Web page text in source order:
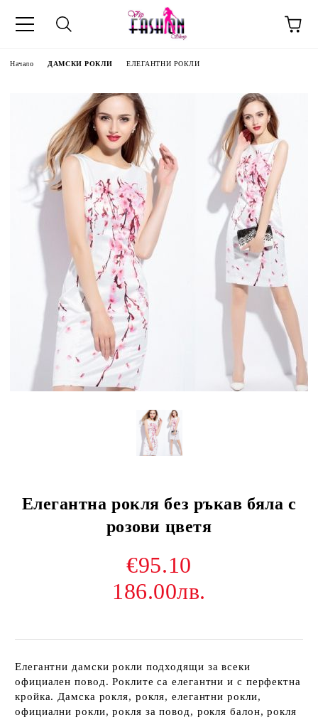
Начало ДАМСКИ РОКЛИ ЕЛЕГАНТНИ РОКЛИ
Елегантна рокля без ръкав бяла с
розови цветя
€95.10
186.00лв.
Елегантни дамски рокли подходящи за всеки
официален повод. Роклите са елегантни и с перфектна
кройка. Дамска рокля, рокля, елегантни рокли,
официални рокли, рокля за повод, рокля балон, рокля